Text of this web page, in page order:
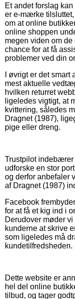
Et andet forslag
er e-mærke
om at online
online shoppen
megen viden om
chance for at få
problemer ved din
I øvrigt er det
mest aktuelle
hvilken returret
ligeledes vigtigt, at
kvittering, således
Dragnet (1987),
pige eller dreng.
Trustpilot
udforske en stor
og derfor anbefaler
af Dragnet (1987)
Facebook
for at få et kig ind i
Derudover møder
kunderne at skrive
som ligeledes må
kundetilfredsheden.
Dette website er
hel del online
tilbud, og tager